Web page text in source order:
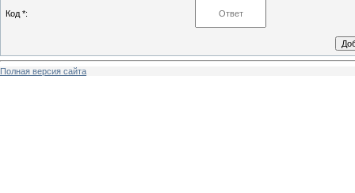
Код *:
Полная версия сайта